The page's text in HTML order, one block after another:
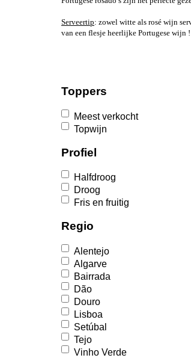
Serveertip: zowel witte als rosé wijn
van een flesje heerlijke Portugese wijn !
Toppers
Meest verkocht
Topwijn
Profiel
Halfdroog
Droog
Fris en fruitig
Regio
Alentejo
Algarve
Bairrada
Dão
Douro
Lisboa
Setúbal
Tejo
Vinho Verde